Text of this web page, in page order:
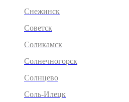
Снежинск
Советск
Соликамск
Солнечногорск
Солнцево
Соль-Илецк